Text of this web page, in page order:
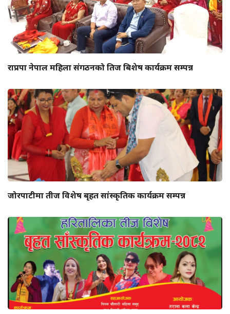
राप्रपा नेपाल महिला संगठनको तिज बिशेष कार्यक्रम सम्पन्न
जोरपाटीमा तीज विशेष बृहत सांस्कृतिक कार्यक्रम सम्पन्न